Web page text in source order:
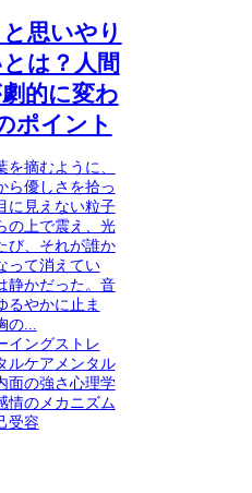
思いやり
は？人間
的に変わ
ポイント
を摘むように、
ら優しさを拾っ
に見えない粒子
の上で震え、光
び、それが誰か
って消えてい
静かだった。音
るやかに止ま
の...
イングストレ
ルケア メンタル
面の強さ 心理学
情のメカニズム
受容